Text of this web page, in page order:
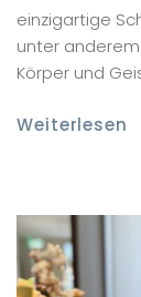
einzigartige
unter anderem
Körper und
Weiterlesen